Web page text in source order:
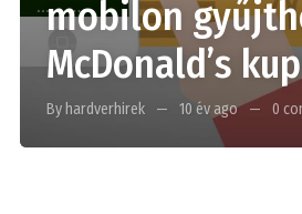
mobilon
McDonald’s
By hardverhirek 10 év ago 0